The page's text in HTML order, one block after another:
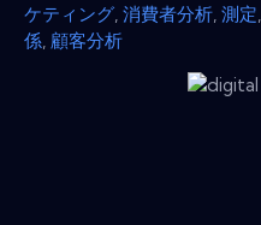
ケティング 消費者分析 測定
係 顧客分析